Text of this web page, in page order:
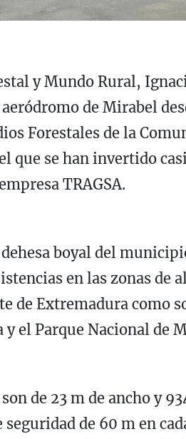
y Mundo Rural,
de Mirabel
Forestales de la
que se han invertido
TRAGSA.
boyal del
en las zonas de
de Extremadura como
el Parque Nacional de
de 23 m de ancho y
de 60 m en